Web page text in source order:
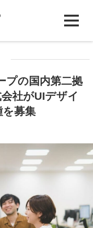
プの国内第二拠
社がUIデザイ
を募集